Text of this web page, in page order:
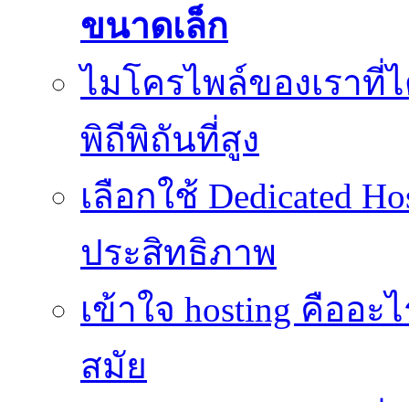
ขนาดเล็ก
ไมโครไพล์ของเรา
พิถีพิถันที่สูง
เลือกใช้ Dedicated
ประสิทธิภาพ
เข้าใจ hosting คืออ
สมัย